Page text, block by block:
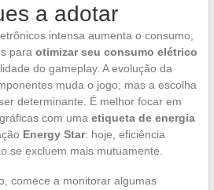
a adotar
intensa aumenta o consumo,
para otimizar seu consumo elétrico
do gameplay. A evolução da
muda o jogo, mas a escolha
determinante. É melhor focar em
com uma etiqueta de energia
Energy Star: hoje, eficiência
se excluem mais mutuamente.
comece a monitorar algumas